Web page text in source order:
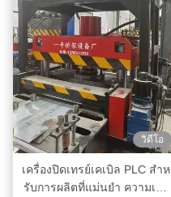
วิดีโอ
เครื่องปิดเทรย์เคเบิล PLC สําห
รับการผลิตที่แม่นยํา ความเร็ว